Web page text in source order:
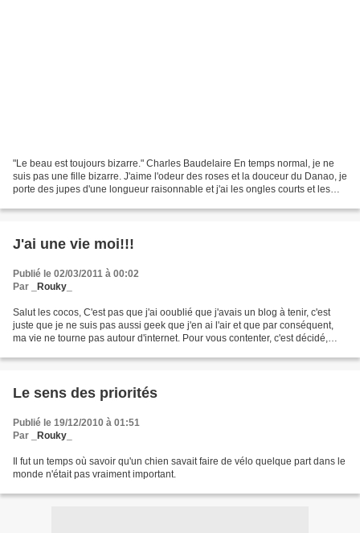
"Le beau est toujours bizarre." Charles Baudelaire En temps normal, je ne
suis pas une fille bizarre. J'aime l'odeur des roses et la douceur du Danao, je
porte des jupes d'une longueur raisonnable et j'ai les ongles courts et les
J'ai une vie moi!!!
Publié le 02/03/2011 à 00:02
Par
_Rouky_
Salut les cocos, C'est pas que j'ai ooublié que j'avais un blog à tenir, c'est
juste que je ne suis pas aussi geek que j'en ai l'air et que par conséquent,
ma vie ne tourne pas autour d'internet. Pour vous contenter, c'est décidé,
Le sens des priorités
Publié le 19/12/2010 à 01:51
Par
_Rouky_
Il fut un temps où savoir qu'un chien savait faire de vélo quelque part dans le
monde n'était pas vraiment important.